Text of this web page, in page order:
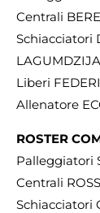
Centrali
Schiacciatori
Liberi
Allenatore
ROSTER
Palleggiatori
Centrali
Schiacciatori